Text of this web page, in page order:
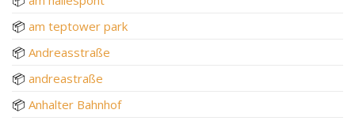
📦 am teptower park
📦 Andreasstraße
📦 andreastraße
📦 Anhalter Bahnhof